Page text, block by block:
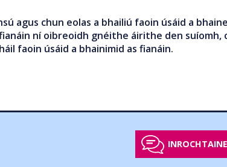
agus chun eolas a bhailiú faoin úsáid a
ní oibreoidh gnéithe áirithe den suíomh,
faoin úsáid a bhainimid as fianáin.